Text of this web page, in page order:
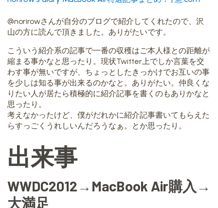
@norirowさんが自分のブログで紹介してくれたので、沢
山の方に読んで頂きました。ありがたいです。
こういう紹介系の記事で一番の収穫はご本人様との距離が
縮まる事かなと思ったり。現状Twitter上でしか言葉を交
わす事が無いですが、ちょっとしたきっかけでお互いの事
を少しは知る事が出来るのかなと。ありがたい。仲良くな
りたい人が居たら積極的に紹介記事を書くのもありかなと
思ったり。
考えなかったけど、僕がだれかに紹介記事書いてもらえた
らすっごくうれしいんだろうなぁ。とか思ったり。
出来事
WWDC2012→MacBook Air購入→
大満足